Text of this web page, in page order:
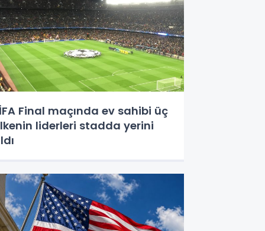
Final maçında ev sahibi üç
liderleri stadda yerini